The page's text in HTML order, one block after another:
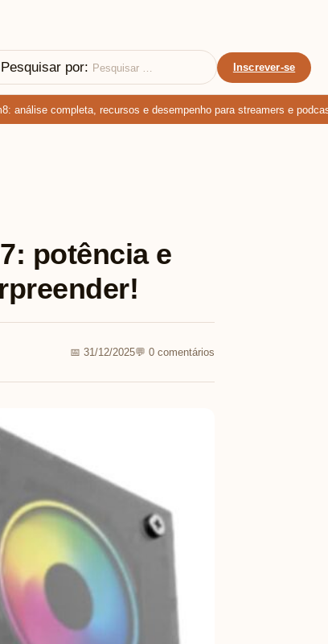
Pesquisar por: Inscrever-se
completa, recursos e desempenho para streamers e podcasters
potência e
📅 31/12/2025💬 0 comentários